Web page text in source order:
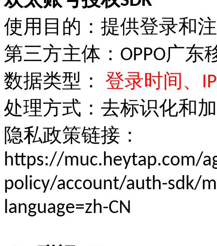
使用目的：提供登录和
第三方主体：OPPO广东
数据类型：
登录时间、
处理方式：去标识化和
隐私政策链接：
https://muc.heytap.com/
policy/account/auth-sdk/
language=zh-CN